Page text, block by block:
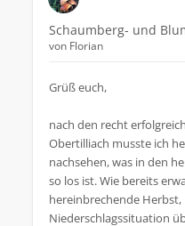
Schaumberg- und
von Florian
Grüß euch,
nach den recht
Obertilliach musste ich
nachsehen, was in den
so los ist. Wie bereits
hereinbrechende
Niederschlagssituation